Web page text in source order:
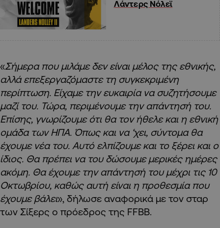
Λάντερς Νόλεϊ
«Σήμερα που μιλάμε δεν είναι μέλος της εθνικής,
αλλά επεξεργαζόμαστε τη συγκεκριμένη
περίπτωση. Είχαμε την ευκαιρία να συζητήσουμε
μαζί του. Τώρα, περιμένουμε την απάντησή του.
Επίσης, γνωρίζουμε ότι θα τον ήθελε και η εθνική
ομάδα των ΗΠΑ. Όπως και να ‘χει, σύντομα θα
έχουμε νέα του. Αυτό ελπίζουμε και το ξέρει και ο
ίδιος. Θα πρέπει να του δώσουμε μερικές ημέρες
ακόμη. Θα έχουμε την απάντησή του μέχρι τις 10
Οκτωβρίου, καθώς αυτή είναι η προθεσμία που
έχουμε βάλει», δήλωσε αναφορικά με τον σταρ
των Σίξερς ο πρόεδρος της FFBB.